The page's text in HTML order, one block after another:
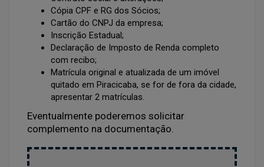
Cópia CPF e RG dos Sócios;
Cartão do CNPJ da empresa;
Inscrição Estadual;
Declaração de Imposto de Renda completo
com recibo;
Matrícula original e atualizada de um imóvel
quitado em Piracicaba, se for de fora da cidade,
apresentar 2 matrículas.
Eventualmente poderemos solicitar
complemento na documentação.